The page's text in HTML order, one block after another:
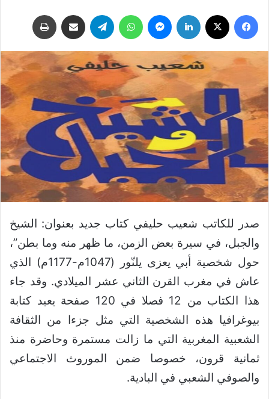
فيسبوك لينكدإن ماسنجر واتساب تيلقرام مشاركة عبر البريد
صدر للكاتب شعيب حليفي كتاب جديد بعنوان: الشيخ
والجبل، في سيرة بعض الزمن، ما ظهر منه وما بطن”،
حول شخصية أبي يعزى يلنّور (1047م-1177م) الذي
عاش في مغرب القرن الثاني عشر الميلادي. وقد جاء
هذا الكتاب من 12 فصلا في 120 صفحة يعيد كتابة
بيوغرافيا هذه الشخصية التي مثل جزءا من الثقافة
الشعبية المغربية التي ما زالت مستمرة وحاضرة منذ
ثمانية قرون، خصوصا ضمن الموروث الاجتماعي
والصوفي الشعبي في البادية.